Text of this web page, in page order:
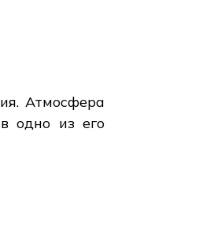
Атмосфера
одно из его